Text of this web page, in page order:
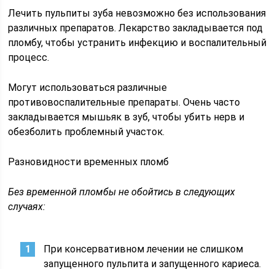
Лечить пульпиты зуба невозможно без использования
различных препаратов. Лекарство закладывается под
пломбу, чтобы устранить инфекцию и воспалительный
процесс.
Могут использоваться различные
противовоспалительные препараты. Очень часто
закладывается мышьяк в зуб, чтобы убить нерв и
обезболить проблемный участок.
Разновидности временных пломб
Без временной пломбы не обойтись в следующих
случаях:
При консервативном лечении не слишком
запущенного пульпита и запущенного кариеса.